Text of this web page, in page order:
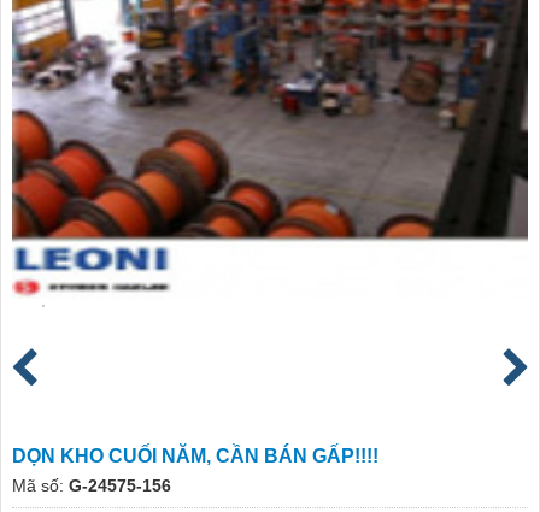
DỌN KHO CUỐI NĂM, CẦN BÁN GẤP!!!!
Mã số: G-24575-156